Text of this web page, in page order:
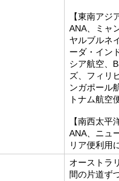
【東南アジ
ANA、ミャ
ヤルブルネ
ーダ・イン
シア航空、
ズ、フィリ
ンガポール
トナム航空
【南西太平
ANA、ニュ
リア便利用
オーストラ
間の片道ず